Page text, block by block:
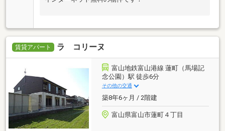
賃貸アパート ラ コリーヌ
富山地鉄富山港線 蓮町（馬場記
念公園）駅 徒歩6分
その他の交通
築8年6ヶ月 / 2階建
富山県富山市蓮町４丁目